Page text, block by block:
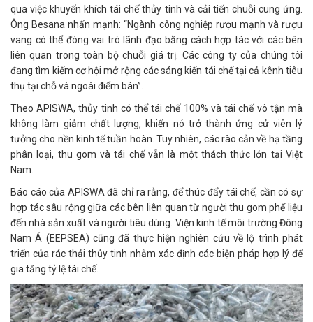
qua việc khuyến khích tái chế thủy tinh và cải tiến chuỗi cung ứng.
Ông Besana nhấn mạnh: “Ngành công nghiệp rượu mạnh và rượu
vang có thể đóng vai trò lãnh đạo bằng cách hợp tác với các bên
liên quan trong toàn bộ chuỗi giá trị. Các công ty của chúng tôi
đang tìm kiếm cơ hội mở rộng các sáng kiến tái chế tại cả kênh tiêu
thụ tại chỗ và ngoài điểm bán”.
Theo APISWA, thủy tinh có thể tái chế 100% và tái chế vô tận mà
không làm giảm chất lượng, khiến nó trở thành ứng cử viên lý
tưởng cho nền kinh tế tuần hoàn. Tuy nhiên, các rào cản về hạ tầng
phân loại, thu gom và tái chế vẫn là một thách thức lớn tại Việt
Nam.
Báo cáo của APISWA đã chỉ ra rằng, để thúc đẩy tái chế, cần có sự
hợp tác sâu rộng giữa các bên liên quan từ người thu gom phế liệu
đến nhà sản xuất và người tiêu dùng. Viện kinh tế môi trường Đông
Nam Á (EEPSEA) cũng đã thực hiện nghiên cứu về lộ trình phát
triển của rác thải thủy tinh nhằm xác định các biện pháp hợp lý để
gia tăng tỷ lệ tái chế.